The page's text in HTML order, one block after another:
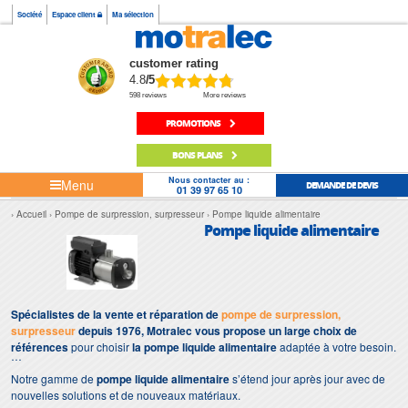
Société Espace client Ma sélection
customer rating
4.8/5
598 reviews More reviews
PROMOTIONS
BONS PLANS
Menu Nous contacter au :
01 39 97 65 10 DEMANDE DE DEVIS
Accueil Pompe de surpression, surpresseur Pompe liquide alimentaire
Pompe liquide alimentaire
Spécialistes de la vente et réparation depompe de surpression,
surpresseurdepuis 1976, Motralec vous propose un large choix de
référencespour choisirla pompe liquide alimentaireadaptée à votre besoin.
Notre gamme depompe liquide alimentaires’étend jour après jour avec de
nouvelles solutions et de nouveaux matériaux.